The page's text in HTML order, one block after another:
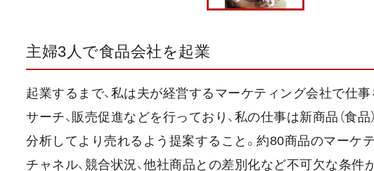
主婦3人で食品会社を起業
起業するまで、私は夫が経営するマーケティング会社で仕
サーチ、販売促進などを行っており、私の仕事は新商品（食
分析してより売れるよう提案すること。約80商品のマーケテ
チャネル、競合状況、他社商品との差別化など不可欠な条